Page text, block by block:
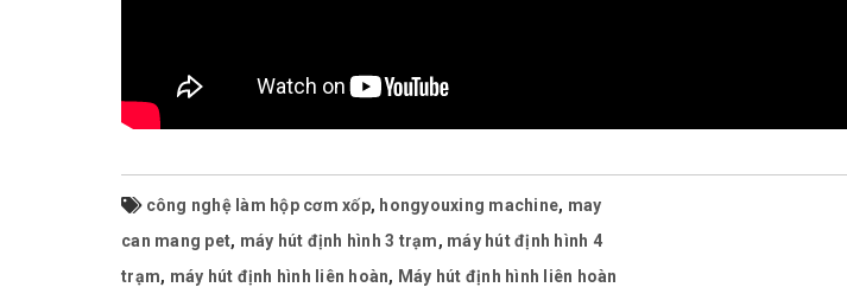
công nghệ làm hộp cơm xốp, hongyouxing machine, may
can mang pet, máy hút định hình 3 trạm, máy hút định hình 4
trạm, máy hút định hình liên hoàn, Máy hút định hình liên hoàn